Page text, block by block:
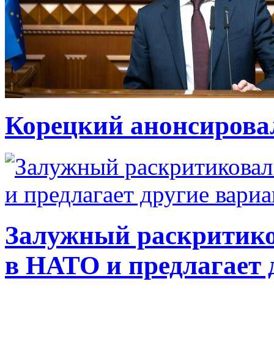
Корецкий
Залужный
в НАТО и предлагает